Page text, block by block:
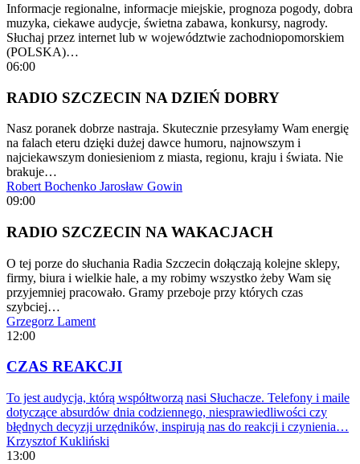
Informacje regionalne, informacje miejskie, prognoza pogody, dobra
muzyka, ciekawe audycje, świetna zabawa, konkursy, nagrody.
Słuchaj przez internet lub w województwie zachodniopomorskiem
(POLSKA)…
06:00
RADIO SZCZECIN NA DZIEŃ DOBRY
Nasz poranek dobrze nastraja. Skutecznie przesyłamy Wam energię
na falach eteru dzięki dużej dawce humoru, najnowszym i
najciekawszym doniesieniom z miasta, regionu, kraju i świata. Nie
brakuje…
Robert Bochenko Jarosław Gowin
09:00
RADIO SZCZECIN NA WAKACJACH
O tej porze do słuchania Radia Szczecin dołączają kolejne sklepy,
firmy, biura i wielkie hale, a my robimy wszystko żeby Wam się
przyjemniej pracowało. Gramy przeboje przy których czas
szybciej…
Grzegorz Lament
12:00
CZAS REAKCJI
To jest audycja, którą współtworzą nasi Słuchacze. Telefony i maile
dotyczące absurdów dnia codziennego, niesprawiedliwości czy
błędnych decyzji urzędników, inspirują nas do reakcji i czynienia…
Krzysztof Kukliński
13:00